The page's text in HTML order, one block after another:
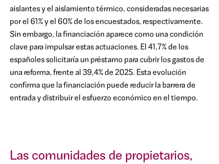
aislantes y el aislamiento térmico, consideradas necesarias
por el 61% y el 60% de los encuestados, respectivamente.
Sin embargo, la financiación aparece como una condición
clave para impulsar estas actuaciones. El 41,7% de los
españoles solicitaría un préstamo para cubrir los gastos de
una reforma, frente al 39,4% de 2025. Esta evolución
confirma que la financiación puede reducir la barrera de
entrada y distribuir el esfuerzo económico en el tiempo.
Las comunidades de propietarios,